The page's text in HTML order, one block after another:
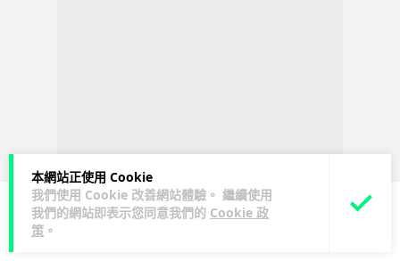
本網站正使用 Cookie
我們使用 Cookie 改善網站體驗。 繼續使用
我們的網站即表示您同意我們的 Cookie 政
策 。
3C科技